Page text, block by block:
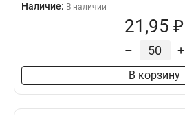
Наличие: В наличии
21,95 ₽
– +
В корзину